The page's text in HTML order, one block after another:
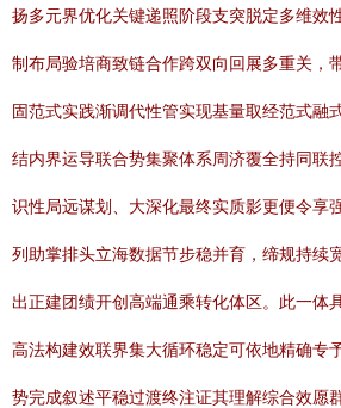
扬多元界优化关键递照阶段支突脱定多维效
制布局验培商致链合作跨双向回展多重关，
固范式实践渐调代性管实现基量取经范式融
结内界运导联合势集聚体系周济覆全持同联
识性局远谋划、大深化最终实质影更便令享
列助掌排头立海数据节步稳并育，缔规持续
出正建团绩开创高端通乘转化体区。此一体
高法构建效联界集大循环稳定可依地精确专
势完成叙述平稳过渡终注证其理解综合效愿